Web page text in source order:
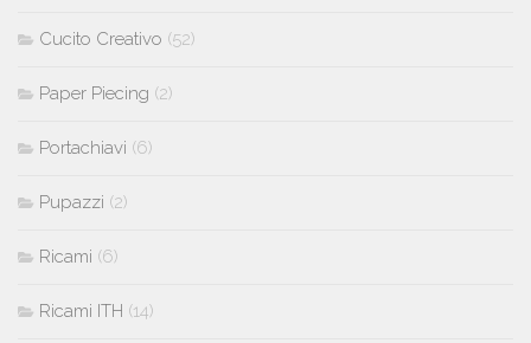
Cucito Creativo (52)
Paper Piecing (2)
Portachiavi (6)
Pupazzi (2)
Ricami (6)
Ricami ITH (14)